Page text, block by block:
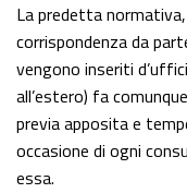
La predetta
corrispondenza da
vengono inseriti
all’estero) fa
previa apposita e
occasione di ogni
essa.